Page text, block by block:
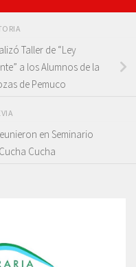
Taller de “Ley
a los Alumnos de la
de Pemuco
en Seminario
Cucha